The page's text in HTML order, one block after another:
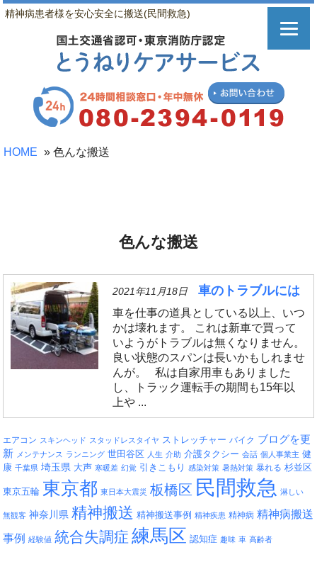
精神病患者様を安心安全に搬送(民間救急)
HOME » 色んな搬送
色んな搬送
2021年11月18日 車のトラブルには
車を仕事の道具としている以上、いつ
かは壊れます。 これは新車で買って
いようがトラブルは無くなりません。
良い状態のスパンは長いかもしれませ
んが。 私は自家用車もありました
し、トラック運転手の期間も15年以
上や ...
エアコン スキンヘッド スタッドレスタイヤ ストレッチャー バイク ブログを更
新 メンテナンス ランニング 世田谷区 人生 介助 介護タクシー 会話 個人事業主 健
康 千葉県 埼玉県 大声 寒暖差 幻覚 引きこもり 感染対策 暑熱対策 暴れる 杉並区
東京五輪 東京都 東日本大震災 板橋区 民間救急 淋しい
無観客 神奈川県 精神搬送 精神搬送事例 精神疾患 精神病 精神病搬送
事例
経験値 統合失調症 練馬区 認知症 趣味 車 高齢者